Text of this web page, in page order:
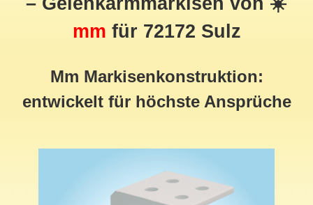
mm für 72172 Sulz
Mm Markisenkonstruktion:
entwickelt für höchste Ansprüche